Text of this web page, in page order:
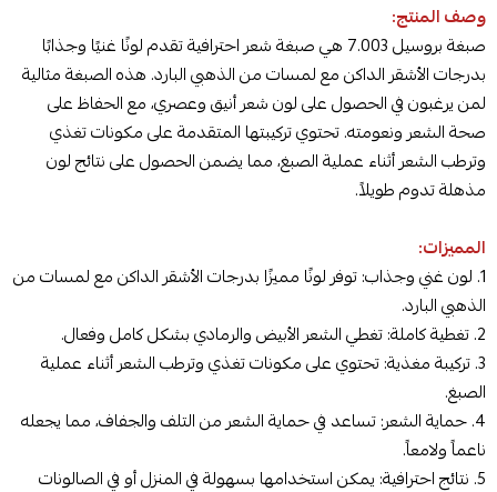
وصف المنتج:
صبغة بروسيل 7.003 هي صبغة شعر احترافية تقدم لونًا غنيًا وجذابًا
بدرجات الأشقر الداكن مع لمسات من الذهبي البارد. هذه الصبغة مثالية
لمن يرغبون في الحصول على لون شعر أنيق وعصري، مع الحفاظ على
صحة الشعر ونعومته. تحتوي تركيبتها المتقدمة على مكونات تغذي
وترطب الشعر أثناء عملية الصبغ، مما يضمن الحصول على نتائج لون
مذهلة تدوم طويلاً.
المميزات:
1. لون غني وجذاب: توفر لونًا مميزًا بدرجات الأشقر الداكن مع لمسات من
الذهبي البارد.
2. تغطية كاملة: تغطي الشعر الأبيض والرمادي بشكل كامل وفعال.
3. تركيبة مغذية: تحتوي على مكونات تغذي وترطب الشعر أثناء عملية
الصبغ.
4. حماية الشعر: تساعد في حماية الشعر من التلف والجفاف، مما يجعله
ناعماً ولامعاً.
5. نتائج احترافية: يمكن استخدامها بسهولة في المنزل أو في الصالونات